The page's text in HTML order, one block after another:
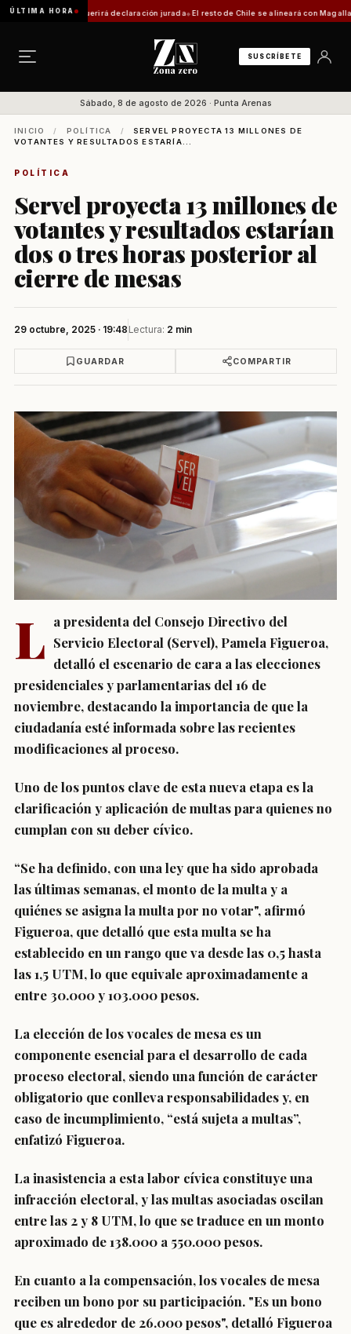
ÚLTIMA HORA
trámite requerirá declaración jurada El resto de Chile se alineará con Magallanes:
SUSCRÍBETE
Sábado, 8 de agosto de 2026 · Punta Arenas
INICIO / POLÍTICA /
SERVEL PROYECTA 13 MILLONES DE
VOTANTES Y RESULTADOS ESTARÍA...
POLÍTICA
Servel proyecta 13 millones de
votantes y resultados estarían
dos o tres horas posterior al
cierre de mesas
29 octubre, 2025 · 19:48 Lectura: 2 min
GUARDAR COMPARTIR
L a presidenta del Consejo Directivo del
Servicio Electoral (Servel), Pamela Figueroa,
detalló el escenario de cara a las elecciones
presidenciales y parlamentarias del 16 de
noviembre, destacando la importancia de que la
ciudadanía esté informada sobre las recientes
modificaciones al proceso.
Uno de los puntos clave de esta nueva etapa esla
clarificación y aplicación de multas para quienes no
cumplan con su deber cívico.
“Se ha definido, con una ley que ha sido aprobada
las últimas semanas, el monto de la multa y a
quiénes se asigna la multa por no votar", afirmó
Figueroa, que detalló que esta multa se ha
establecido en un rango que va desde las 0,5 hasta
las 1,5 UTM, lo que equivale aproximadamente a
entre 30.000 y 103.000 pesos.
La elección de los vocales de mesa es un
componente esencial para el desarrollo de cada
proceso electoral, siendo una función de carácter
obligatorio que conlleva responsabilidades y, en
caso de incumplimiento, “está sujeta a multas”,
enfatizó Figueroa.
La inasistencia a esta labor cívica constituye una
infracción electoral, y las multas asociadas oscilan
entre las 2 y 8 UTM, lo que se traduce en un monto
aproximado de 138.000 a 550.000 pesos.
En cuanto a la compensación, los vocales de mesa
reciben un bono por su participación. "Es un bono
que es alrededor de 26.000 pesos", detalló Figueroa